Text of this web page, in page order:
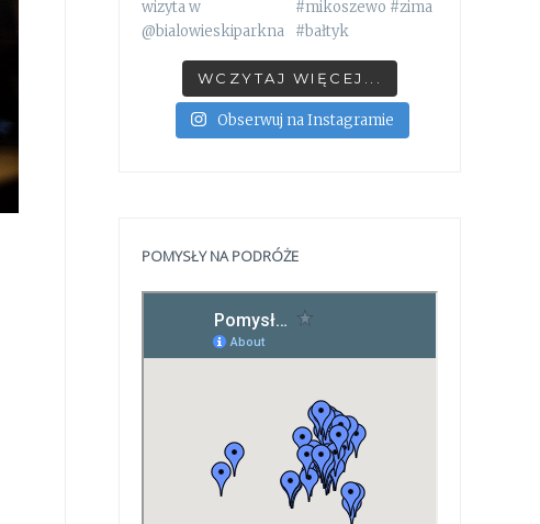
WCZYTAJ WIĘCEJ...
Obserwuj na Instagramie
POMYSŁY NA PODRÓŻE